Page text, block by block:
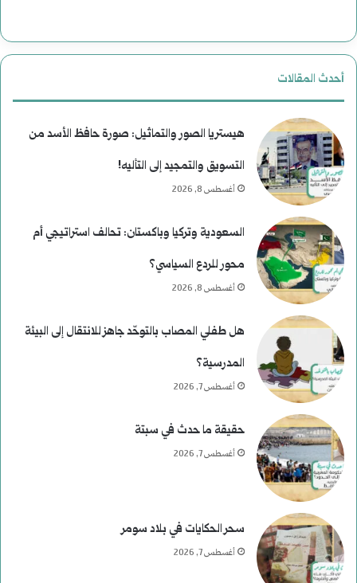
أحدث المقالات
هيستريا الصور والتماثيل: صورة حافظ الأسد من
التسويق والتمجيد إلى التأليه!
أغسطس 8, 2026
السعودية وتركيا وباكستان: تحالف استراتيجي أم
محور للردع السياسي؟
أغسطس 8, 2026
هل طفلي المصاب بالتوحّد جاهز للانتقال إلى البيئة
المدرسية؟
أغسطس 7, 2026
حقيقة ما حدث في سبتة
أغسطس 7, 2026
سحر الحكايات في بلاد سومر
أغسطس 7, 2026